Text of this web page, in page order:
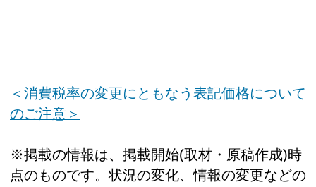
＜消費税率の変更にともなう表記価格について
のご注意＞
※掲載の情報は、掲載開始(取材・原稿作成)時
点のものです。状況の変化、情報の変更などの